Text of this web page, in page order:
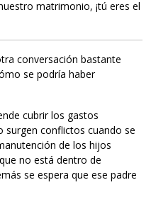
matrimonio, ¡tú eres el
conversación bastante
se podría haber
cubrir los gastos
surgen conflictos cuando se
de los hijos
no está dentro de
se espera que ese padre